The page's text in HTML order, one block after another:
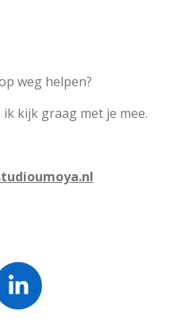
weg helpen?
kijk graag met je mee.
L